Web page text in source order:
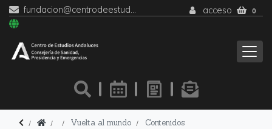
fundacion@centrodeestudiosandaluces.es acceso 0
Vuelta al mundo Contenidos